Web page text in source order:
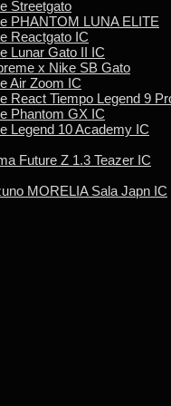
Streetgato
PHANTOM LUNA ELITE
Reactgato IC
Lunar Gato II IC
x Nike SB Gato
Air Zoom IC
React Tiempo Legend 9
Phantom GX IC
Legend 10 Academy IC
Future Z 1.3 Teazer IC
MORELIA Sala Japn IC